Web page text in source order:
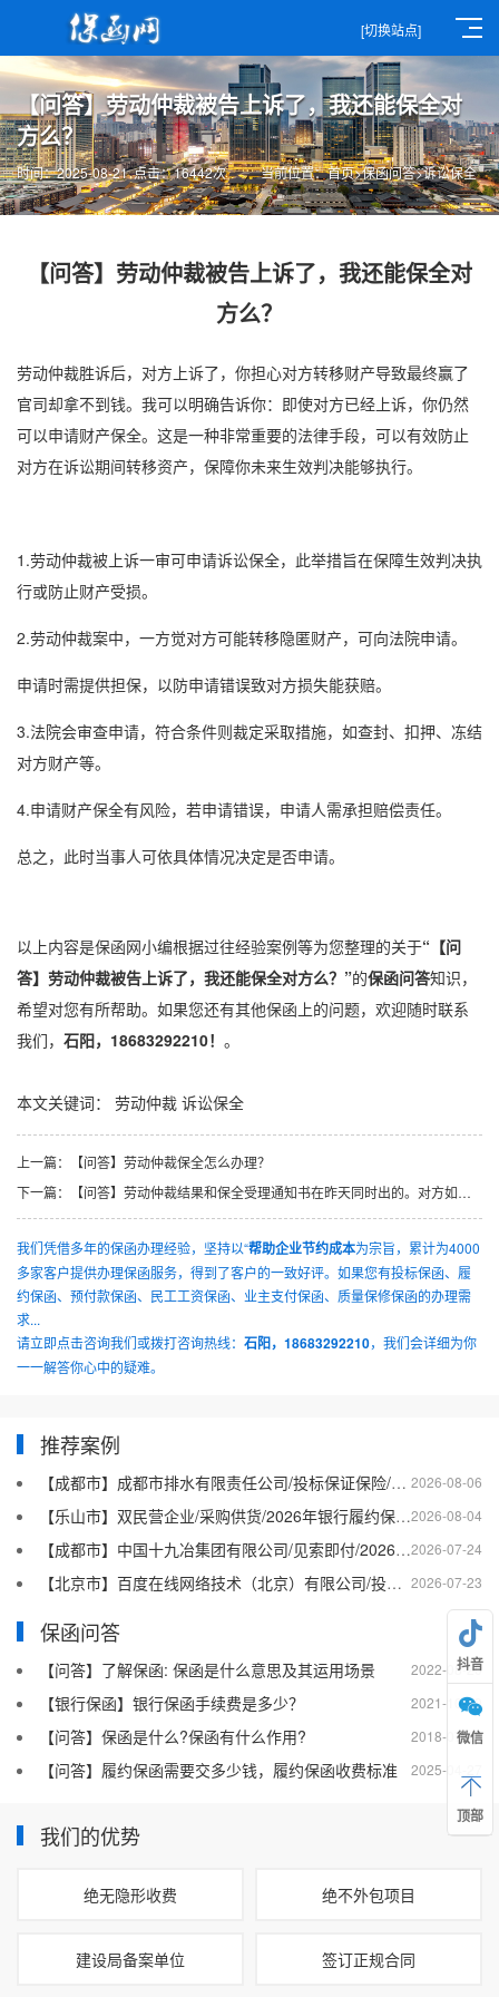
[切换站点]
【问答】劳动仲裁被告上诉了，我还能保全对
方么？
当前位置：首页>保函问答>诉讼保全
时间：2025-08-21 点击：16442次
【问答】劳动仲裁被告上诉了，我还能保全对
方么？
劳动仲裁胜诉后，对方上诉了，你担心对方转移财产导致最终赢了
官司却拿不到钱。我可以明确告诉你：即使对方已经上诉，你仍然
可以申请财产保全。这是一种非常重要的法律手段，可以有效防止
对方在诉讼期间转移资产，保障你未来生效判决能够执行。
1.劳动仲裁被上诉一审可申请诉讼保全，此举措旨在保障生效判决执
行或防止财产受损。
2.劳动仲裁案中，一方觉对方可能转移隐匿财产，可向法院申请。
申请时需提供担保，以防申请错误致对方损失能获赔。
3.法院会审查申请，符合条件则裁定采取措施，如查封、扣押、冻结
对方财产等。
4.申请财产保全有风险，若申请错误，申请人需承担赔偿责任。
总之，此时当事人可依具体情况决定是否申请。
以上内容是保函网小编根据过往经验案例等为您整理的关于“【问
答】劳动仲裁被告上诉了，我还能保全对方么？”的保函问答知识，
希望对您有所帮助。如果您还有其他保函上的问题，欢迎随时联系
我们， 石阳，18683292210！ 。
本文关键词： 劳动仲裁 诉讼保全
上一篇：
【问答】劳动仲裁保全怎么办理？
下一篇：
【问答】劳动仲裁结果和保全受理通知书在昨天同时出的。对方如果在这15天内上诉的话，我这个保全时效到不到诉讼阶段呢？
我们凭借多年的保函办理经验，坚持以“帮助企业节约成本为宗旨，累计为4000
多家客户提供办理保函服务，得到了客户的一致好评。如果您有投标保函、履
约保函、预付款保函、民工工资保函、业主支付保函、质量保修保函的办理需
求...
请立即点击咨询我们或拨打咨询热线： 石阳，18683292210，我们会详细为你
一一解答你心中的疑难。
推荐案例
2026-08-06
【成都市】成都市排水有限责任公司/投标保证保险/2026银行投标保函十三
2026-08-04
【乐山市】双民营企业/采购供货/2026年银行履约保函四十二
2026-07-24
【成都市】中国十九冶集团有限公司/见索即付/2026年银行履约保函四十一
2026-07-23
【北京市】百度在线网络技术（北京）有限公司/投标保函/2026银行投标保函十二
保函问答
2022-08-20
【问答】了解保函: 保函是什么意思及其运用场景
2021-10-19
【银行保函】银行保函手续费是多少？
2018-07-26
【问答】保函是什么?保函有什么作用?
2025-04-27
【问答】履约保函需要交多少钱，履约保函收费标准
我们的优势
绝无隐形收费 绝不外包项目
建设局备案单位 签订正规合同
抖音
微信
顶部